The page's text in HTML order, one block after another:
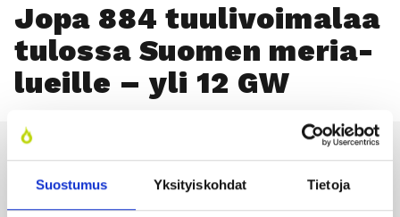
Suostumus Yksityiskohdat Tietoja
Jopa 884 tuu­li­voi­ma­laa
tulos­sa Suo­men meria­
lueil­le – yli 12 GW
Läm­möl­lä